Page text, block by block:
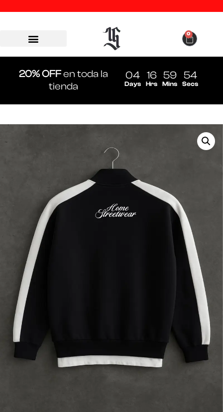
0
20% OFFen toda la
tienda
04
Days
16
Hrs
59
Mins
54
Secs